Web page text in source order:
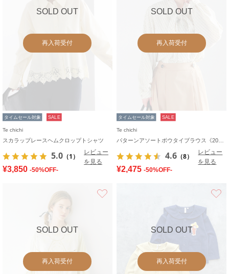
SOLD OUT
再入荷受付
タイムセール対象 SALE
Te chichi
スカラップレースヘムクロップトシャツ
5.0 （1）
レビュー
を見る
¥3,850 -50%OFF-
SOLD OUT
再入荷受付
タイムセール対象 SALE
Te chichi
4.6 （8）
レビュー
を見る
¥2,475 -50%OFF-
SOLD OUT
再入荷受付
SOLD OUT
再入荷受付